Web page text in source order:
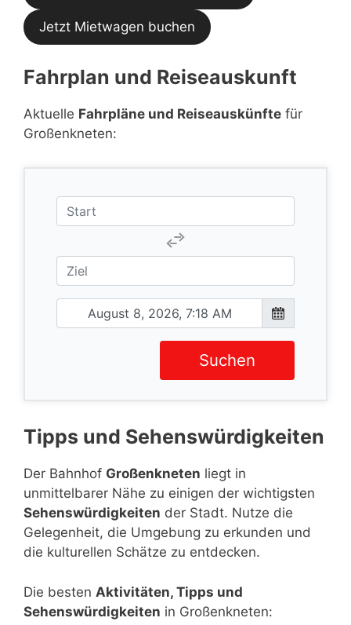
Jetzt Mietwagen buchen
Fahrplan und Reiseauskunft
Aktuelle Fahrpläne und Reiseauskünfte für
Großenkneten:
Suchen
Tipps und Sehenswürdigkeiten
Der Bahnhof Großenkneten liegt in
unmittelbarer Nähe zu einigen der wichtigsten
Sehenswürdigkeiten der Stadt. Nutze die
Gelegenheit, die Umgebung zu erkunden und
die kulturellen Schätze zu entdecken.
Die besten Aktivitäten, Tipps und
Sehenswürdigkeiten in Großenkneten: